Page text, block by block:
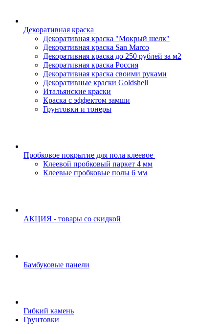
Декоративная краска
Декоративная краска "Мокрый шелк"
Декоративная краска San Marco
Декоративная краска до 250 рублей за м2
Декоративная краска Россия
Декоративная краска своими руками
Декоративные краски Goldshell
Итальянские краски
Краска с эффектом замши
Грунтовки и тонеры
Пробковое покрытие для пола клеевое
Клеевой пробковый паркет 4 мм
Клеевые пробковые полы 6 мм
АКЦИЯ - товары со скидкой
Бамбуковые панели
Гибкий камень
Грунтовки